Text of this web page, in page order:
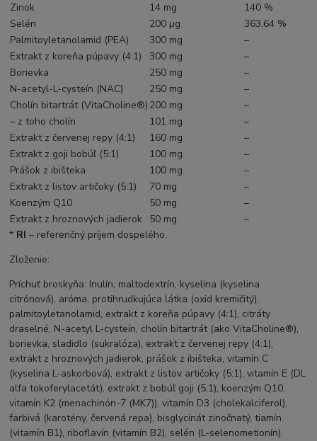
Zinok
14 mg
140 %
Selén
200 µg
363,64 %
Palmitoyletanolamid (PEA)
300 mg
–
Extrakt z koreňa púpavy (4:1)
300 mg
–
Borievka
250 mg
–
N-acetyl-L-cysteín (NAC)
250 mg
–
Cholín bitartrát (VitaCholine®) 200 mg
–
– z toho cholín
101 mg
–
Extrakt z červenej repy (4:1)
160 mg
–
Extrakt z goji bobúľ (5:1)
100 mg
–
Prášok z ibišteka
100 mg
–
Extrakt z listov artičoky (5:1)
70 mg
–
Koenzým Q10
50 mg
–
Extrakt z hroznových jadierok 50 mg
–
* RI – referenčný príjem dospelého.
Zloženie:
Príchuť broskyňa: Inulín, maltodextrín, kyselina (kyselina
citrónová), aróma, protihrudkujúca látka (oxid kremičitý),
palmitoyletanolamid, extrakt z koreňa púpavy (4:1), citráty
draselné, N-acetyl L-cysteín, cholín bitartrát (ako VitaCholine®),
borievka, sladidlo (sukralóza), extrakt z červenej repy (4:1),
extrakt z hroznových jadierok, prášok z ibišteka, vitamín C
(kyselina L-askorbová), extrakt z listov artičoky (5:1), vitamín E (DL
alfa tokoferylacetát), extrakt z bobúľ goji (5:1), koenzým Q10,
vitamín K2 (menachinón-7 (MK7)), vitamín D3 (cholekalciferol),
farbivá (karotény, červená repa), bisglycinát zinočnatý, tiamín
(vitamín B1), riboflavín (vitamín B2), selén (L-selenometionín).